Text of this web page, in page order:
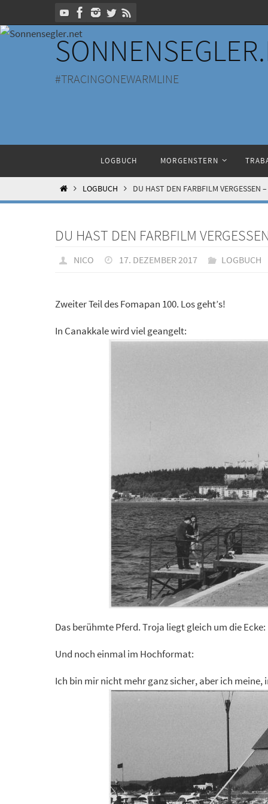
Inhalt
springen
#TRACINGONEWARMLINE
springen
LOGBUCH MORGENSTERN
HOMELOGBUCH DU HAST DEN FARBFILM VERGESSEN
DU HAST DEN FARBFILM
NICO 17. DEZEMBER 2017 LOGBUCH
Zweiter Teil des Fomapan 100. Los geht’s!
In Canakkale wird viel geangelt:
Das berühmte Pferd. Troja liegt gleich um die Ecke:
Und noch einmal im Hochformat:
Ich bin mir nicht mehr ganz sicher, aber ich